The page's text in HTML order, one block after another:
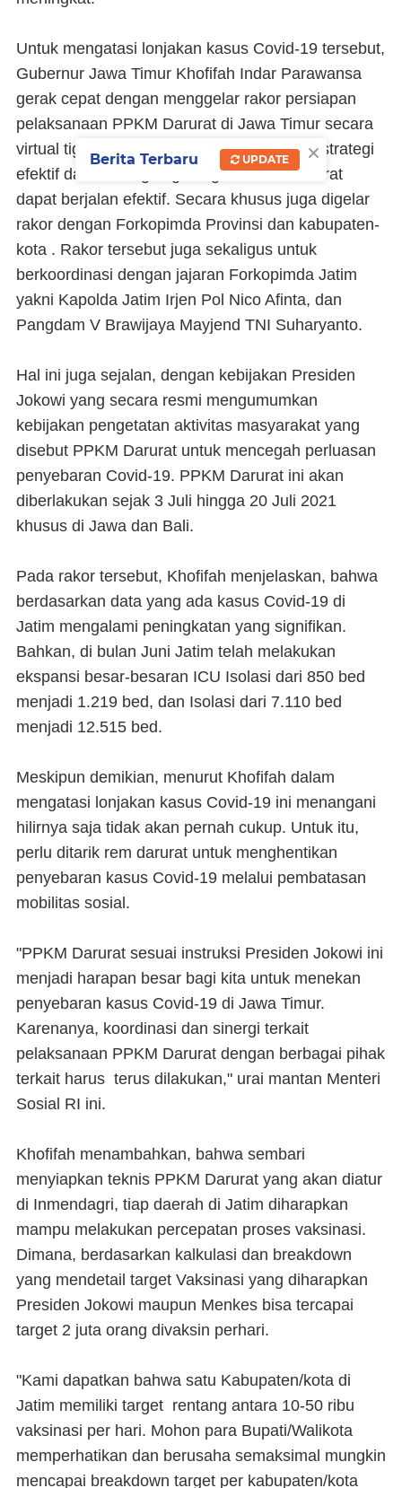
Untuk mengatasi lonjakan kasus Covid-19 tersebut,
Gubernur Jawa Timur Khofifah Indar Parawansa
gerak cepat dengan menggelar rakor persiapan
pelaksanaan PPKM Darurat di Jawa Timur secara
virtual tiga hari berturut-turut merumuskan strategi
efektif dan berbagi tugas agar PPKM Darurat
dapat berjalan efektif. Secara khusus juga digelar
rakor dengan Forkopimda Provinsi dan kabupaten-
kota . Rakor tersebut juga sekaligus untuk
berkoordinasi dengan jajaran Forkopimda Jatim
yakni Kapolda Jatim Irjen Pol Nico Afinta, dan
Pangdam V Brawijaya Mayjend TNI Suharyanto.
Hal ini juga sejalan, dengan kebijakan Presiden
Jokowi yang secara resmi mengumumkan
kebijakan pengetatan aktivitas masyarakat yang
disebut PPKM Darurat untuk mencegah perluasan
penyebaran Covid-19. PPKM Darurat ini akan
diberlakukan sejak 3 Juli hingga 20 Juli 2021
khusus di Jawa dan Bali.
Pada rakor tersebut, Khofifah menjelaskan, bahwa
berdasarkan data yang ada kasus Covid-19 di
Jatim mengalami peningkatan yang signifikan.
Bahkan, di bulan Juni Jatim telah melakukan
ekspansi besar-besaran ICU Isolasi dari 850 bed
menjadi 1.219 bed, dan Isolasi dari 7.110 bed
menjadi 12.515 bed.
Meskipun demikian, menurut Khofifah dalam
mengatasi lonjakan kasus Covid-19 ini menangani
hilirnya saja tidak akan pernah cukup. Untuk itu,
perlu ditarik rem darurat untuk menghentikan
penyebaran kasus Covid-19 melalui pembatasan
mobilitas sosial.
"PPKM Darurat sesuai instruksi Presiden Jokowi ini
menjadi harapan besar bagi kita untuk menekan
penyebaran kasus Covid-19 di Jawa Timur.
Karenanya, koordinasi dan sinergi terkait
pelaksanaan PPKM Darurat dengan berbagai pihak
terkait harus terus dilakukan," urai mantan Menteri
Sosial RI ini.
Khofifah menambahkan, bahwa sembari
menyiapkan teknis PPKM Darurat yang akan diatur
di Inmendagri, tiap daerah di Jatim diharapkan
mampu melakukan percepatan proses vaksinasi.
Dimana, berdasarkan kalkulasi dan breakdown
yang mendetail target Vaksinasi yang diharapkan
Presiden Jokowi maupun Menkes bisa tercapai
target 2 juta orang divaksin perhari.
"Kami dapatkan bahwa satu Kabupaten/kota di
Jatim memiliki target rentang antara 10-50 ribu
vaksinasi per hari. Mohon para Bupati/Walikota
memperhatikan dan berusaha semaksimal mungkin
mencapai breakdown target per kabupaten/kota
×
Berita Terbaru UPDATE